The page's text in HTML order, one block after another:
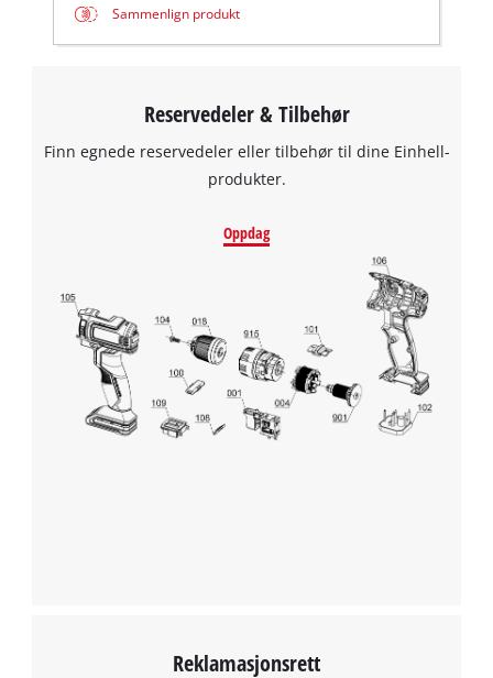
Sammenlign produkt
Reservedeler & Tilbehør
Finn egnede reservedeler eller tilbehør til dine Einhell-
produkter.
Oppdag
Reklamasjonsrett